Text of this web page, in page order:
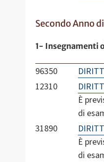
Secondo Anno
1- Insegnamenti
96350
12310
È
di
31890
È
di